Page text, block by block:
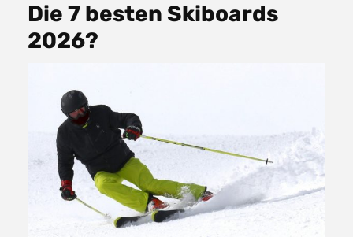
Die 7 besten Skiboards
2026?